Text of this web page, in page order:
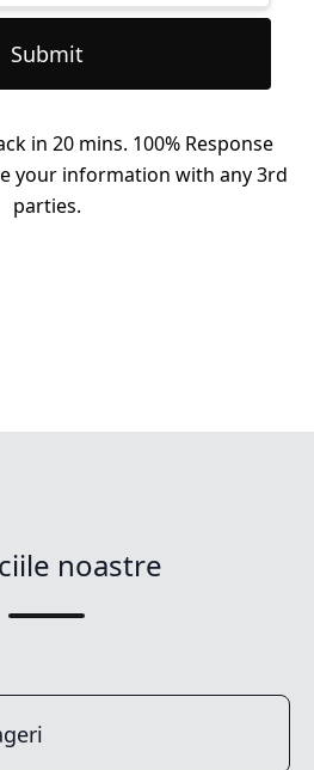
Submit
in 20 mins. 100% Response
your information with any 3rd
parties.
noastre